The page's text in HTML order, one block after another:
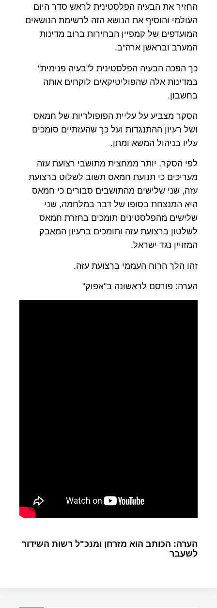
החזיר את הבעיה הפלסטינית לראש סדר היום
העולמי והוסיף את הנושא הזה לרשימת הנושאים
המועדפים של קמפיין הבחירות ברוב מדינות
המערב ובראשן ארה"ב.
כך הפכה הבעיה הפלסטינית ל"בעיה פנימית"
במדינות אלה שהפוליטיקאים לוקחים אותה
בחשבון.
הסקר מצביע על עליית הפופולריות של חמאס
ושל רעיון ההתנגדות ועל כך שהעזתיים סומכים
עליו בניהול המשא ומתן.
לפי הסקר, יותר ממחצית מתושבי רצועת עזה
מעריכים כי תנועת חמאס תשוב לשלוט ברצועת
עזה, שני שלישים מהתושבים סבורים כי חמאס
היא המנצחת בסופו של דבר במלחמה, שני
שלישים מהפלסטינים תומכים בחזרת חמאס
לשלטון ברצועת עזה ותומכים ברעיון המאבק
המזויין נגד ישראל.
זהו הלך הרוח העממי ברצועת עזה.
הערה: פורסם לראשונה ב"אפוק"
הערה: הכותב הוא מזרחן ומנכ"ל רשות השידור
לשעבר